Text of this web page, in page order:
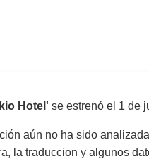
Hotel' se estrenó el 1 de
aún no ha sido
la traduccion y algunos